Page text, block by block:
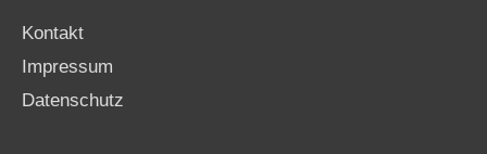
Kontakt
Impressum
Datenschutz